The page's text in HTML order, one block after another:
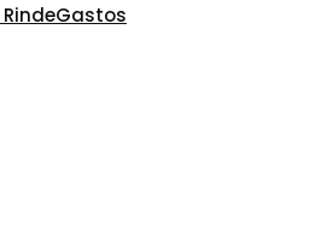
RindeGastos